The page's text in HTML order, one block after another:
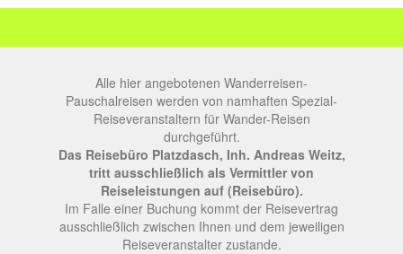
Alle hier angebotenen Wanderreisen-
Pauschalreisen werden von namhaften Spezial-
Reiseveranstaltern für Wander-Reisen
durchgeführt.
Das Reisebüro Platzdasch, Inh. Andreas Weitz,
tritt ausschließlich als Vermittler von
Reiseleistungen auf (Reisebüro).
Im Falle einer Buchung kommt der Reisevertrag
ausschließlich zwischen Ihnen und dem jeweiligen
Reiseveranstalter zustande.